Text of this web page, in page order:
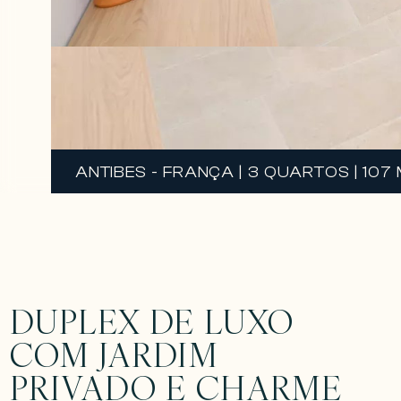
ANTIBES - FRANÇA | 3 QUARTOS | 107
DUPLEX DE LUXO
COM JARDIM
PRIVADO E CHARME